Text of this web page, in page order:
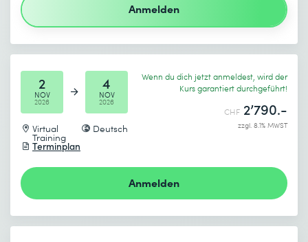
Anmelden
2
NOV
2026
4
NOV
2026
Virtual
Training
Deutsch
Terminplan
Wenn du dich jetzt anmeldest, wird der
Kurs garantiert durchgeführt!
CHF 2’790.-
zzgl. 8.1% MWST
Anmelden